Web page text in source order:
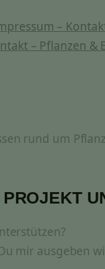
–
– Pflanzen &
rund um
mir ausgeben